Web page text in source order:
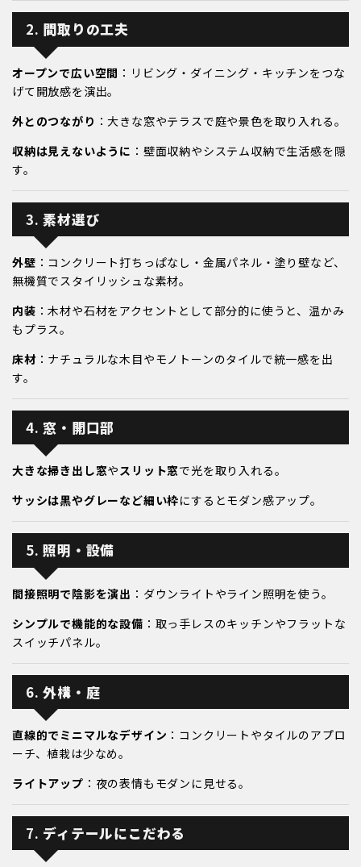
2. 間取りの工夫
オープンで広い空間 ：リビング・ダイニング・キッチンをつな
げて開放感を演出。
外とのつながり ：大きな窓やテラスで庭や景色を取り入れる。
収納は見えないように ：壁面収納やシステム収納で生活感を隠
す。
3.素材選び
外壁 ：コンクリート打ちっぱなし・金属パネル・塗り壁など、
無機質でスタイリッシュな素材。
内装 ：木材や石材をアクセントとして部分的に使うと、温かみ
もプラス。
床材：ナチュラルな木目やモノトーンのタイルで統一感を出
す。
4. 窓・開口部
大きな掃き出し窓やスリット窓で光を取り入れる。
サッシは黒やグレーなど細い枠にするとモダン感アップ。
5.照明・設備
間接照明で陰影を演出 ：ダウンライトやライン照明を使う。
シンプルで機能的な設備 ：取っ手レスのキッチンやフラットな
スイッチパネル。
6.外構・庭
直線的でミニマルなデザイン ：コンクリートやタイルのアプロ
ーチ、植栽は少なめ。
ライトアップ ：夜の表情もモダンに見せる。
7. ディテールにこだわる